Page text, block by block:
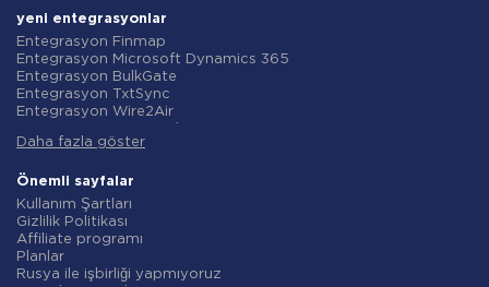
Entegrasyon ClickUp
Entegrasyon Airtable
Entegrasyon Google Contacts
Entegrasyon OpenAI (ChatGPT)
Entegrasyon Instagram
Entegrasyon ActiveCampaign
Entegrasyon Typeform
Entegrasyon Salesforce CRM
Entegrasyon Notion
Entegrasyon AWeber
Entegrasyon Asana
Entegrasyon ZOHO CRM
Entegrasyon Webhooks
Entegrasyon GetResponse
yeni entegrasyonlar
Entegrasyon Finmap
Entegrasyon Microsoft Dynamics 365
Entegrasyon BulkGate
Entegrasyon TxtSync
Entegrasyon Wire2Air
Entegrasyon Infobip
Entegrasyon AtomPark
Entegrasyon TXTImpact
Entegrasyon Campaign Monitor
Entegrasyon CM.com
Entegrasyon D7 Networks
Entegrasyon SMS.to
Daha fazla göster
Önemli sayfalar
Kullanım Şartları
Gizlilik Politikası
Affiliate programı
Planlar
Rusya ile işbirliği yapmıyoruz